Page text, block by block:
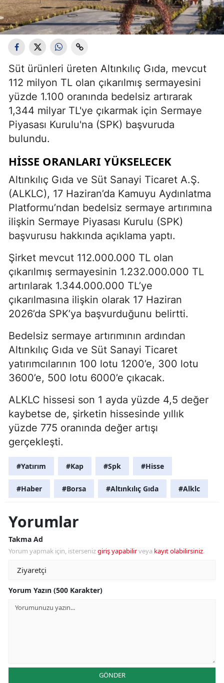
Süt ürünleri üreten Altınkılıç Gıda, mevcut
112 milyon TL olan çıkarılmış sermayesini
yüzde 1.100 oranında bedelsiz artırarak
1,344 milyar TL'ye çıkarmak için Sermaye
Piyasası Kurulu'na (SPK) başvuruda
bulundu.
HİSSE ORANLARI YÜKSELECEK
Altınkılıç Gıda ve Süt Sanayi Ticaret A.Ş.
(ALKLC), 17 Haziran’da Kamuyu Aydınlatma
Platformu’ndan bedelsiz sermaye artırımına
ilişkin Sermaye Piyasası Kurulu (SPK)
başvurusu hakkında açıklama yaptı.
Şirket mevcut 112.000.000 TL olan
çıkarılmış sermayesinin 1.232.000.000 TL
artırılarak 1.344.000.000 TL’ye
çıkarılmasına ilişkin olarak 17 Haziran
2026’da SPK’ya başvurduğunu belirtti.
Bedelsiz sermaye artırımının ardından
Altınkılıç Gıda ve Süt Sanayi Ticaret
yatırımcılarının 100 lotu 1200’e, 300 lotu
3600’e, 500 lotu 6000’e çıkacak.
ALKLC hissesi son 1 ayda yüzde 4,5 değer
kaybetse de, şirketin hissesinde yıllık
yüzde 775 oranında değer artışı
gerçekleşti.
#Yatırım #Kap #Spk #Hisse
#Haber #Borsa #Altınkılıç Gıda #Alklc
Yorumlar
Takma Ad
Yorum yapmak için, istersenizgiriş yapabilirveya kayıt olabilirsiniz.
Yorum Yazın (500 Karakter)
GÖNDER